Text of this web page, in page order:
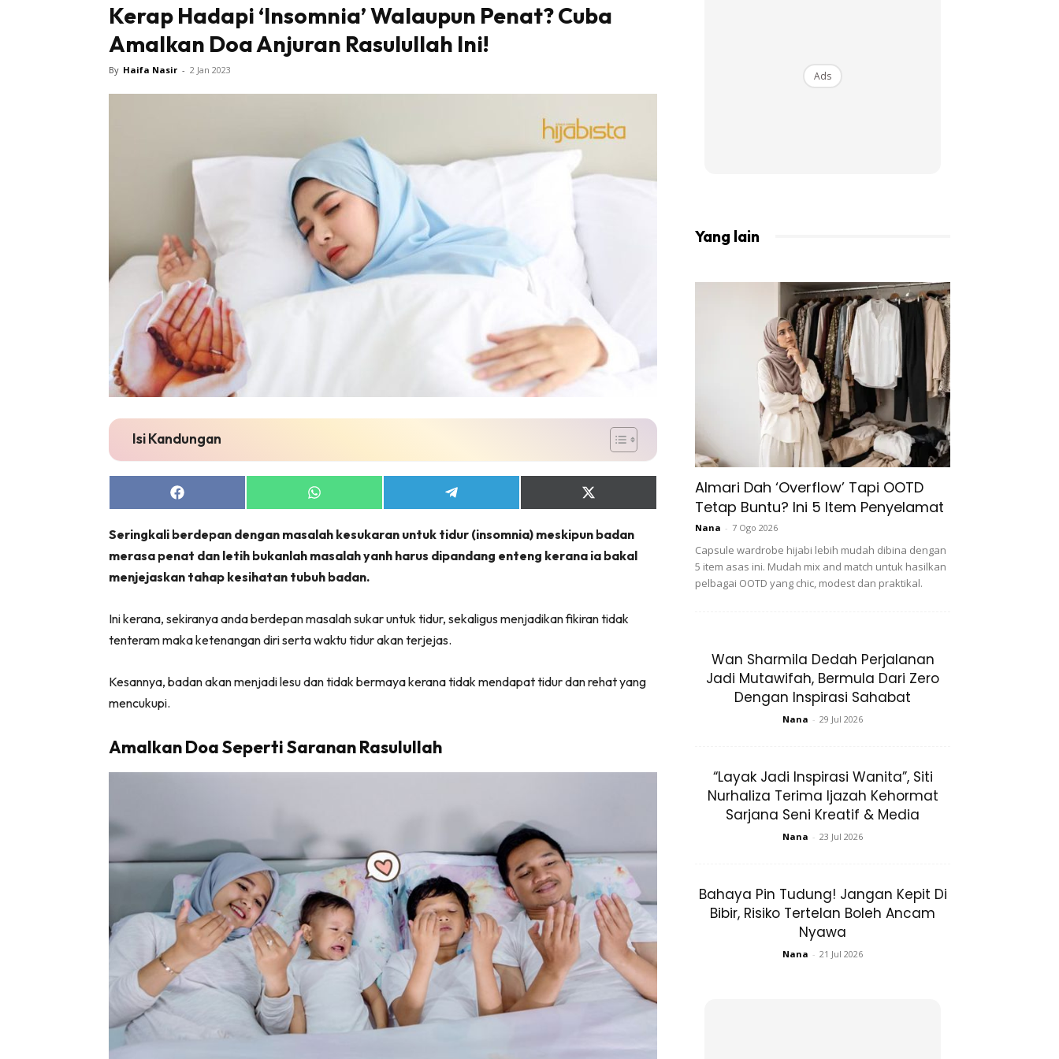
Tampil #1 on top dengan fashion muslimah terkini di HIJABISTA!
Kerap Hadapi ‘Insomnia’ Walaupun Penat? Cuba
Amalkan Doa Anjuran Rasulullah Ini!
By Haifa Nasir - 2 Jan 2023
Isi Kandungan
Share
on
Share
on
Share
on
Share
on
(Twitter)
Seringkali berdepan dengan masalah kesukaran untuk tidur (insomnia) meskipun badan
merasa penat dan letih bukanlah masalah yanh harus dipandang enteng kerana ia bakal
menjejaskan tahap kesihatan tubuh badan.
Ini kerana, sekiranya anda berdepan masalah sukar untuk tidur, sekaligus menjadikan fikiran tidak
tenteram maka ketenangan diri serta waktu tidur akan terjejas.
Kesannya, badan akan menjadi lesu dan tidak bermaya kerana tidak mendapat tidur dan rehat yang
mencukupi.
Amalkan Doa Seperti Saranan Rasulullah
Ads
Yang lain
Almari Dah ‘Overflow’ Tapi OOTD
Tetap Buntu? Ini 5 Item Penyelamat
Nana - 7 Ogo 2026
Capsule wardrobe hijabi lebih mudah dibina dengan
5 item asas ini. Mudah mix and match untuk hasilkan
pelbagai OOTD yang chic, modest dan praktikal.
Wan Sharmila Dedah Perjalanan
Jadi Mutawifah, Bermula Dari Zero
Dengan Inspirasi Sahabat
Nana - 29 Jul 2026
“Layak Jadi Inspirasi Wanita”, Siti
Nurhaliza Terima Ijazah Kehormat
Sarjana Seni Kreatif & Media
Nana - 23 Jul 2026
Bahaya Pin Tudung! Jangan Kepit Di
Bibir, Risiko Tertelan Boleh Ancam
Nyawa
Nana - 21 Jul 2026